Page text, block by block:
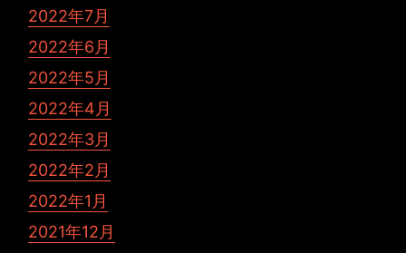
2022年7月
2022年6月
2022年5月
2022年4月
2022年3月
2022年2月
2022年1月
2021年12月